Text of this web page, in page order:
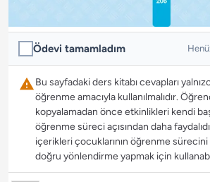
Ödevi tamamladım
Bu sayfadaki ders kitabı cevapları
öğrenme amacıyla kullanılmalıdır.
kopyalamadan önce etkinlikleri kendi
öğrenme süreci açısından daha
içerikleri çocuklarının öğrenme
doğru yönlendirme yapmak için